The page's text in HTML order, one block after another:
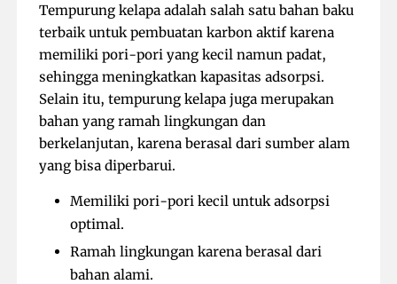
Tempurung kelapa adalah salah satu bahan baku
terbaik untuk pembuatan karbon aktif karena
memiliki pori-pori yang kecil namun padat,
sehingga meningkatkan kapasitas adsorpsi.
Selain itu, tempurung kelapa juga merupakan
bahan yang ramah lingkungan dan
berkelanjutan, karena berasal dari sumber alam
yang bisa diperbarui.
Memiliki pori-pori kecil untuk adsorpsi
optimal.
Ramah lingkungan karena berasal dari
bahan alami.